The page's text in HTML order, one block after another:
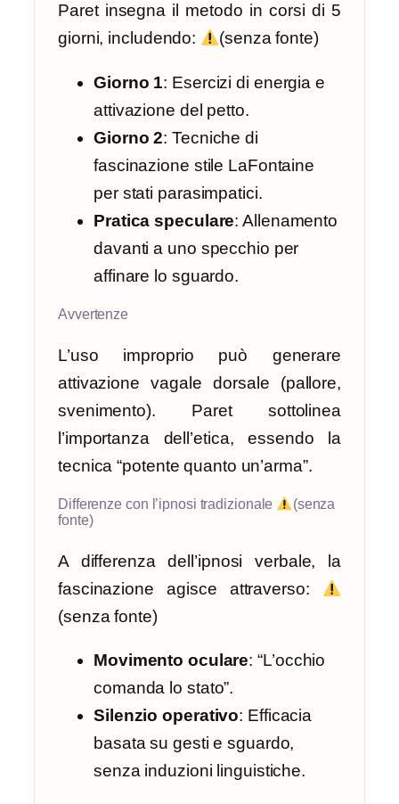
Paret insegna il metodo in corsi di 5
giorni, includendo:
(senza fonte)
Giorno 1: Esercizi di energia e
attivazione del petto.
Giorno 2: Tecniche di
fascinazione stile LaFontaine
per stati parasimpatici.
Pratica speculare: Allenamento
davanti a uno specchio per
affinare lo sguardo.
Avvertenze
L’uso improprio può generare
attivazione vagale dorsale (pallore,
svenimento). Paret sottolinea
l’importanza dell’etica, essendo la
tecnica “potente quanto un’arma”.
Differenze con l’ipnosi tradizionale
(senza
fonte)
A differenza dell’ipnosi verbale, la
fascinazione agisce attraverso:
(senza fonte)
Movimento oculare: “L’occhio
comanda lo stato”.
Silenzio operativo: Efficacia
basata su gesti e sguardo,
senza induzioni linguistiche.